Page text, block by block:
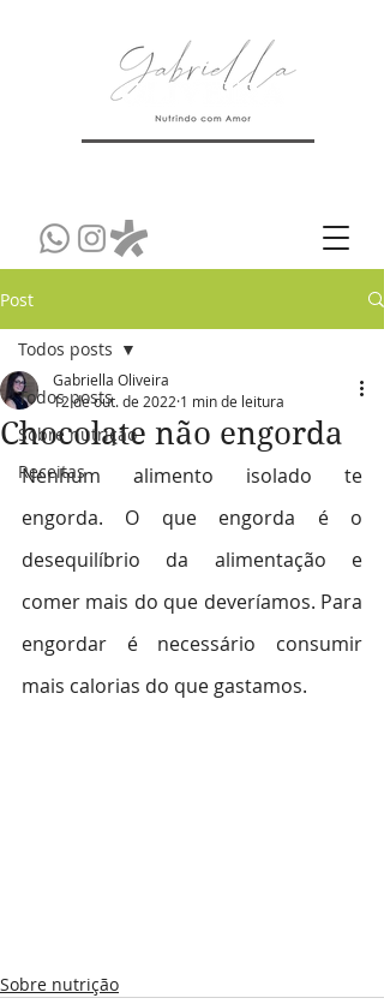
Post
Todos posts
Sobre nutrição
Receitas
Todos posts
Chocolate não engorda
Gabriella Oliveira
12 de out. de 2022 1 min de leitura
Nenhum alimento isolado te
engorda. O que engorda é o
desequilíbrio da alimentação e
comer mais do que deveríamos. Para
engordar é necessário consumir
mais calorias do que gastamos.
Sobre nutrição